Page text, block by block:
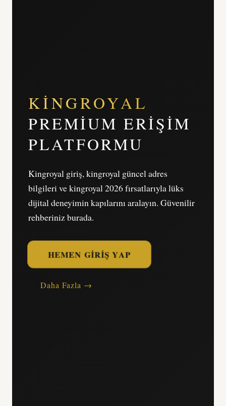
KINGROYAL
PREMIUM ERIŞIM
PLATFORMU
Kingroyal giriş, kingroyal güncel adres
bilgileri ve kingroyal 2026 fırsatlarıyla lüks
dijital deneyimin kapılarını aralayın. Güvenilir
rehberiniz burada.
HEMEN GIRIŞ YAP
Daha Fazla →